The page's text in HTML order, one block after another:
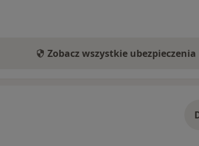
Zobacz wszystkie ubezpieczenia